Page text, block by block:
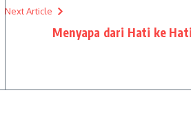
Next Article
Menyapa dari Hati ke